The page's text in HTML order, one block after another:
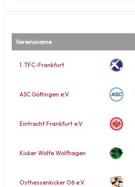
Vereinsname
1. TFC-Frankfurt
ASC Göttingen e.V.
Eintracht Frankfurt e.V.
Kicker Wölfe Wolfhagen
Osthessenkicker 06 e.V.